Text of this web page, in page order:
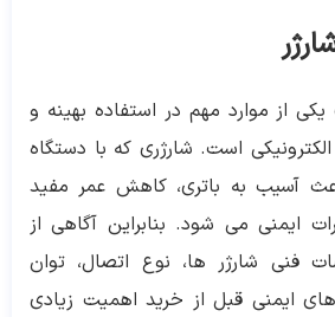
از موارد مهم در استفاده بهینه و
است. شارژری که با دستگاه
آسیب به باتری، کاهش عمر مفید
ایمنی می شود. بنابراین آگاهی از
فنی شارژر ها، نوع اتصال، توان
ایمنی قبل از خرید اهمیت زیادی